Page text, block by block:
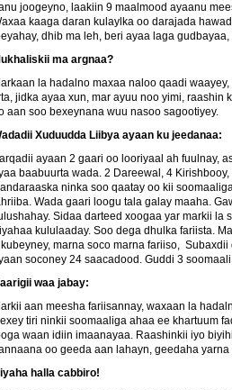
joogeyno, laakiin 9 maalmood ayaanu
kaaga daran kulaylka oo darajada
dhib ma leh, beri ayaa laga
ma argnaa?
la hadalno maxaa naloo qaadi
jidka ayaa xun, mar ayuu noo yimi, raashin
aan soo bexeynana wuu nasoo sagootiyey.
Xuduudda Liibya ayaan ku jeedanaa:
ayaan 2 gaari oo looriyaal ah fuulnay,
baabuurta wada. 2 Dareewal, 4
ninka soo qaatay oo kii
Wada gaari loogu tala galay maaha.
Sidaa darteed xoogaa yar markii la
kululaaday. Soo dega dhulka fariista.
marna soco marna fariiso,
soconey 24 saacadood. Guddi 3
waa jabay:
aan meesha fariisannay, waxaan la
tiri ninkii soomaaliga ahaa ee khartuum
waan idiin imaanayaa. Raashinkii iyo
oo geeda aan lahayn, geedaha
halla cabbiro!